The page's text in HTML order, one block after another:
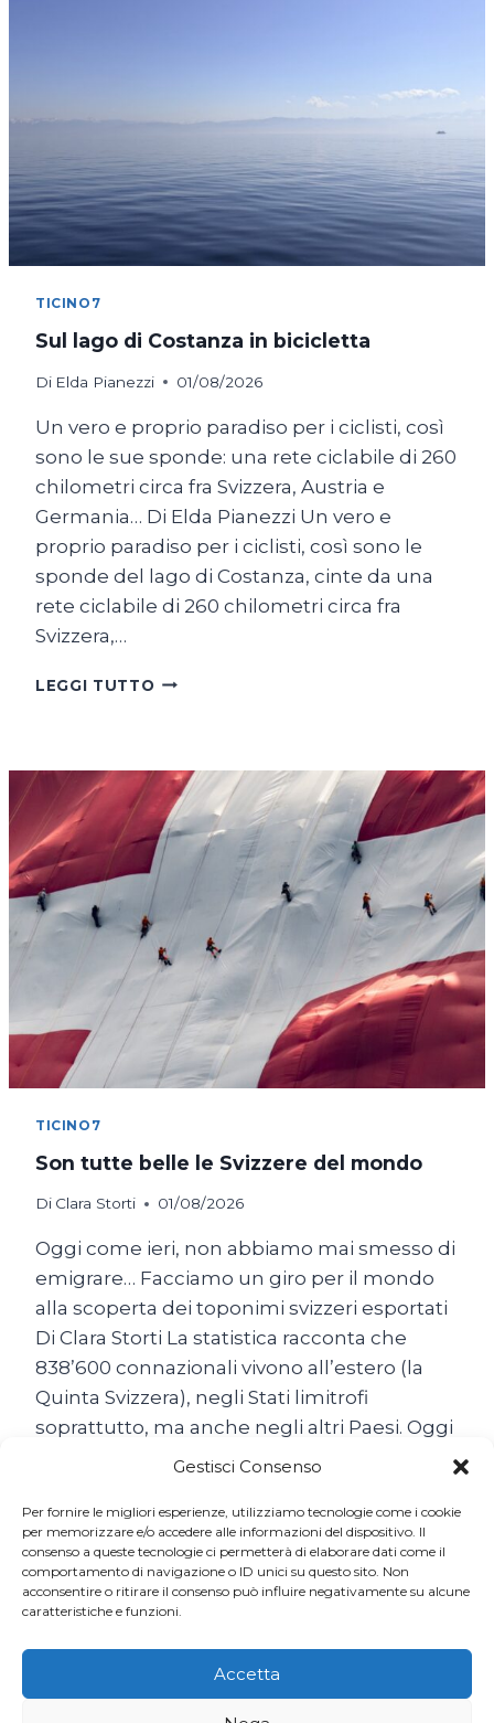
Gestisci Consenso
Per fornire le migliori esperienze, utilizziamo tecnologie come i cookie
per memorizzare e/o accedere alle informazioni del dispositivo. Il
consenso a queste tecnologie ci permetterà di elaborare dati come il
comportamento di navigazione o ID unici su questo sito. Non
acconsentire o ritirare il consenso può influire negativamente su alcune
caratteristiche e funzioni.
Accetta
TICINO7
Sul lago di Costanza in bicicletta
Di Elda Pianezzi 01/08/2026
Un vero e proprio paradiso per i ciclisti, così
sono le sue sponde: una rete ciclabile di 260
chilometri circa fra Svizzera, Austria e
Germania… Di Elda Pianezzi Un vero e
proprio paradiso per i ciclisti, così sono le
sponde del lago di Costanza, cinte da una
rete ciclabile di 260 chilometri circa fra
Svizzera,…
LEGGI TUTTO SUL
IN
BICICLETTA
TICINO7
Son tutte belle le Svizzere del mondo
Di Clara Storti 01/08/2026
Oggi come ieri, non abbiamo mai smesso di
emigrare… Facciamo un giro per il mondo
alla scoperta dei toponimi svizzeri esportati
Di Clara Storti La statistica racconta che
838’600 connazionali vivono all’estero (la
Quinta Svizzera), negli Stati limitrofi
soprattutto, ma anche negli altri Paesi. Oggi
come ieri, non abbiamo mai smesso di
LEGGI TUTTOSON
TUTTE
BELLE
LE
DEL
MONDO